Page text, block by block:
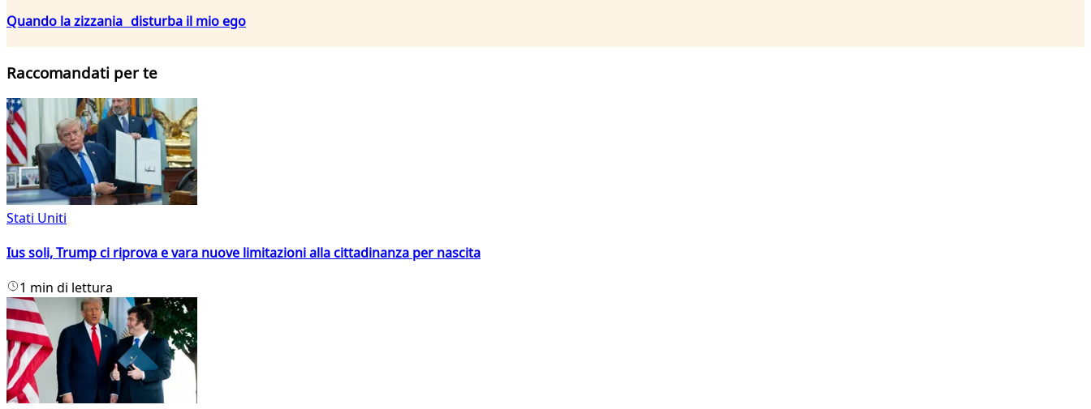
Quando la zizzania disturba il mio ego
Raccomandati per te
Stati Uniti
Ius soli, Trump ci riprova e vara nuove limitazioni alla cittadinanza per nascita
1 min di lettura